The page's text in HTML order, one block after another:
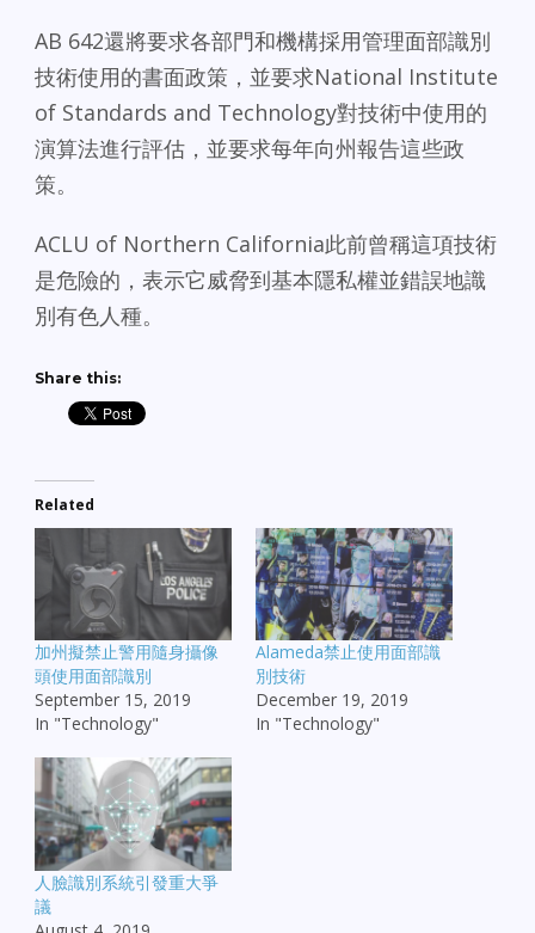
AB 642還將要求各部門和機構採用管理面部識別
技術使用的書面政策，並要求National Institute
of Standards and Technology對技術中使用的
演算法進行評估，並要求每年向州報告這些政
策。
ACLU of Northern California此前曾稱這項技術
是危險的，表示它威脅到基本隱私權並錯誤地識
別有色人種。
Share this:
Related
加州擬禁止警用隨身攝像
頭使用面部識別
September 15, 2019
In "Technology"
Alameda禁止使用面部識
別技術
December 19, 2019
In "Technology"
人臉識別系統引發重大爭
議